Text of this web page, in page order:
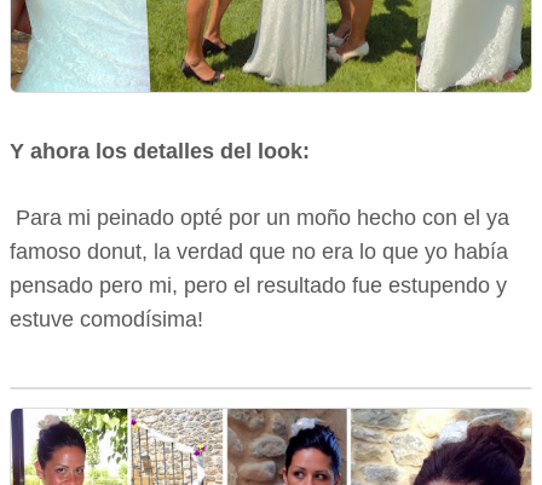
Y ahora los detalles del look:
Para mi peinado opté por un moño hecho con el ya
famoso donut, la verdad que no era lo que yo había
pensado pero mi, pero el resultado fue estupendo y
estuve comodísima!